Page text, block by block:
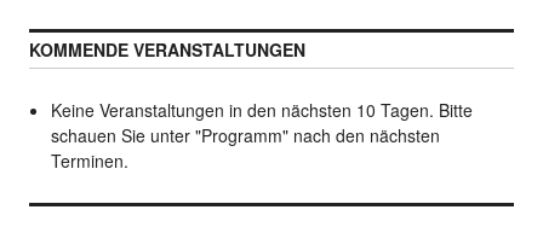
KOMMENDE VERANSTALTUNGEN
Keine Veranstaltungen in den nächsten 10 Tagen. Bitte
schauen Sie unter "Programm" nach den nächsten
Terminen.